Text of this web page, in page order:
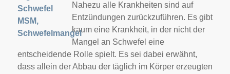
Nahezu alle Krankheiten sind auf
Entzündungen zurückzuführen. Es gibt
kaum eine Krankheit, in der nicht der
Mangel an Schwefel eine
entscheidende Rolle spielt. Es sei dabei erwähnt,
dass allein der Abbau der täglich im Körper erzeugten